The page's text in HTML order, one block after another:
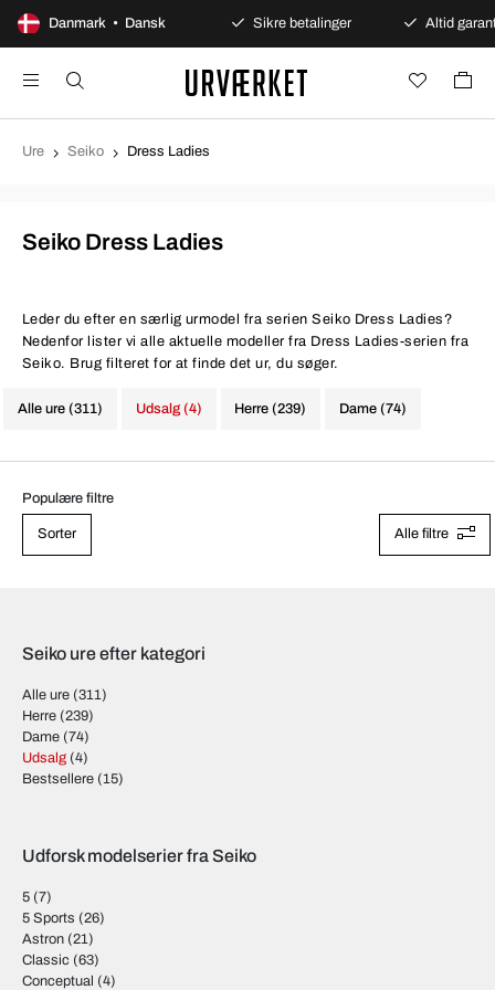
Danmark • Dansk
100 dages åbent køb Sikre betalinger Altid
Ure Seiko Dress Ladies
Seiko Dress Ladies
Leder du efter en særlig urmodel fra serien Seiko Dress Ladies?
Nedenfor lister vi alle aktuelle modeller fra Dress Ladies-serien fra
Seiko. Brug filteret for at finde det ur, du søger.
Alle ure (311) Herre (239) Dame (74)
Udsalg (4)
Populære filtre
Sorter Alle filtre
Seiko ure efter kategori
Alle ure (311)
Herre (239)
Dame (74)
Udsalg (4)
Bestsellere (15)
Udforsk modelserier fra Seiko
5 (7)
5 Sports (26)
Astron (21)
Classic (63)
Conceptual (4)